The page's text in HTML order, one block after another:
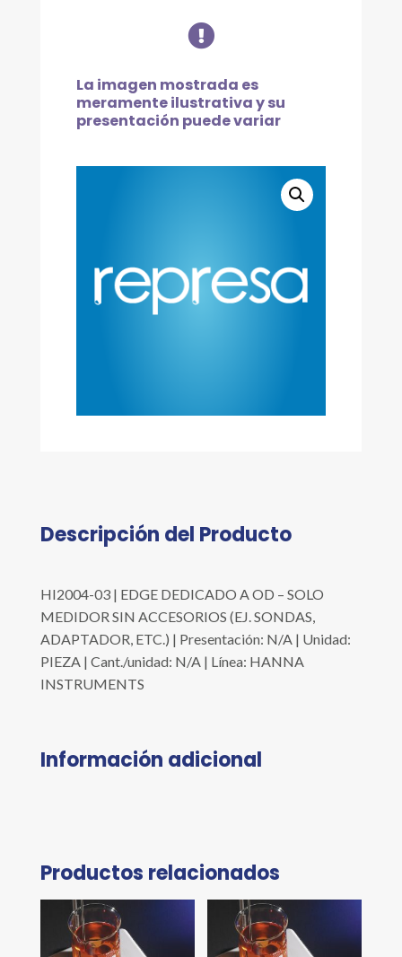
ADAPTADOR,
ETC.)
cantidad

La imagen mostrada es
meramente ilustrativa y su
presentación puede variar
Descripción del Producto
HI2004-03 | EDGE DEDICADO A OD – SOLO
MEDIDOR SIN ACCESORIOS (EJ. SONDAS,
ADAPTADOR, ETC.) | Presentación: N/A | Unidad:
PIEZA | Cant./unidad: N/A | Línea: HANNA
INSTRUMENTS
Información adicional
Productos relacionados